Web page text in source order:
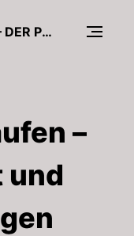
AUSDAUER-PODCAST – DER PODCAST VOM AUSDAUERCLUB ÜBERS LAUFEN
–
und